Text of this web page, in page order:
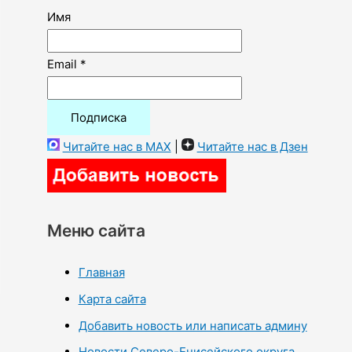
Имя
Email *
Читайте нас в MAX Читайте нас в Дзен
Меню сайта
Главная
Карта сайта
Добавить новость или написать админу